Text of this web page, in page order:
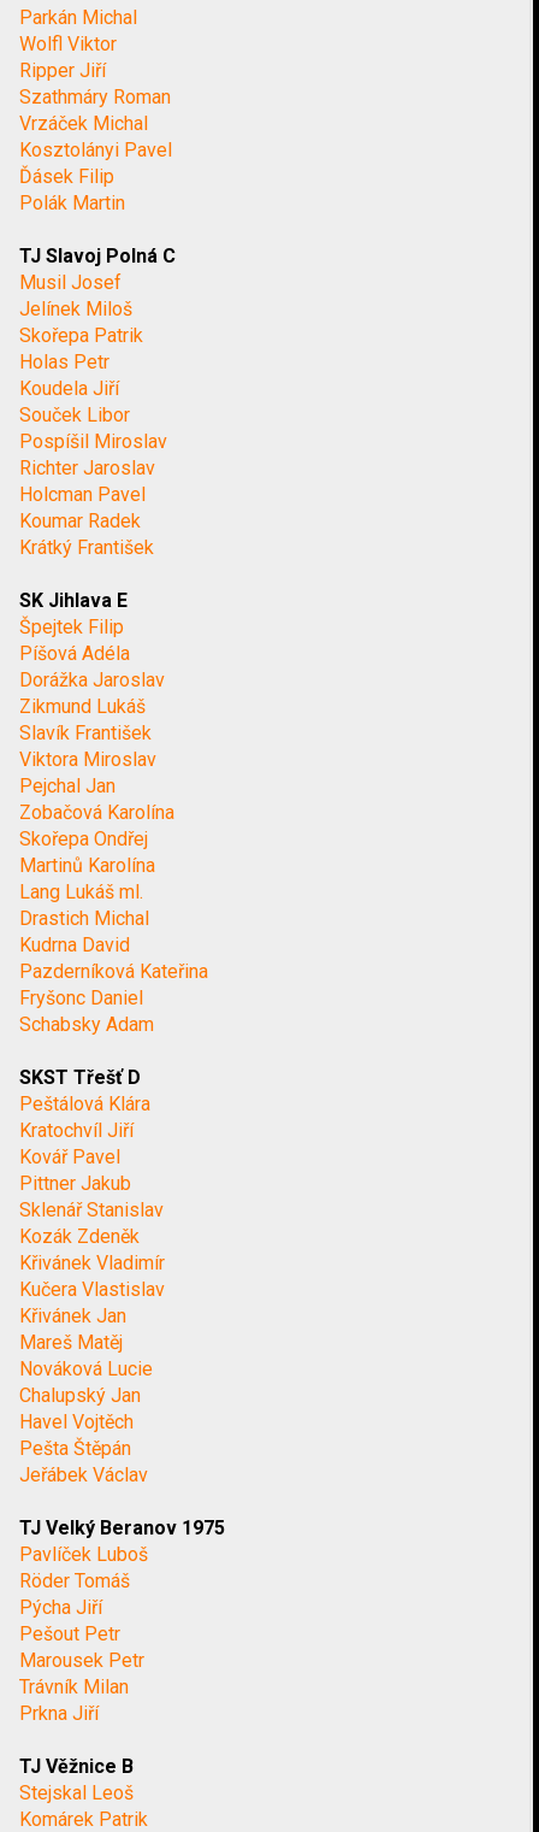
Parkán Michal
Wolfl Viktor
Ripper Jiří
Szathmáry Roman
Vrzáček Michal
Kosztolányi Pavel
Ďásek Filip
Polák Martin
TJ Slavoj Polná C
Musil Josef
Jelínek Miloš
Skořepa Patrik
Holas Petr
Koudela Jiří
Souček Libor
Pospíšil Miroslav
Richter Jaroslav
Holcman Pavel
Koumar Radek
Krátký František
SK Jihlava E
Špejtek Filip
Píšová Adéla
Dorážka Jaroslav
Zikmund Lukáš
Slavík František
Viktora Miroslav
Pejchal Jan
Zobačová Karolína
Skořepa Ondřej
Martinů Karolína
Lang Lukáš ml.
Drastich Michal
Kudrna David
Pazderníková Kateřina
Fryšonc Daniel
Schabsky Adam
SKST Třešť D
Peštálová Klára
Kratochvíl Jiří
Kovář Pavel
Pittner Jakub
Sklenář Stanislav
Kozák Zdeněk
Křivánek Vladimír
Kučera Vlastislav
Křivánek Jan
Mareš Matěj
Nováková Lucie
Chalupský Jan
Havel Vojtěch
Pešta Štěpán
Jeřábek Václav
TJ Velký Beranov 1975
Pavlíček Luboš
Röder Tomáš
Pýcha Jiří
Pešout Petr
Marousek Petr
Trávník Milan
Prkna Jiří
TJ Věžnice B
Stejskal Leoš
Komárek Patrik